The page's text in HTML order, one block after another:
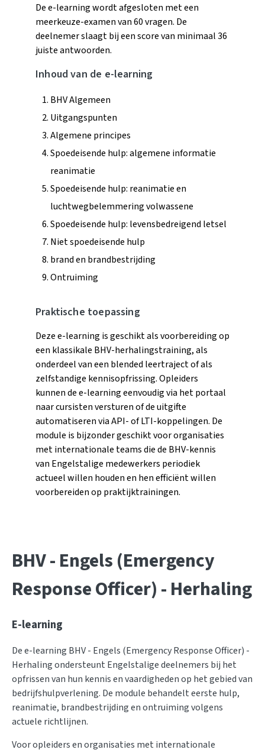
De e-learning wordt afgesloten met een
meerkeuze-examen van 60 vragen. De
deelnemer slaagt bij een score van minimaal 36
juiste antwoorden.
Inhoud van de e-learning
BHV Algemeen
Uitgangspunten
Algemene principes
Spoedeisende hulp: algemene informatie
reanimatie
Spoedeisende hulp: reanimatie en
luchtwegbelemmering volwassene
Spoedeisende hulp: levensbedreigend letsel
Niet spoedeisende hulp
brand en brandbestrijding
Ontruiming
Praktische toepassing
Deze e-learning is geschikt als voorbereiding op
een klassikale BHV-herhalingstraining, als
onderdeel van een blended leertraject of als
zelfstandige kennisopfrissing. Opleiders
kunnen de e-learning eenvoudig via het portaal
naar cursisten versturen of de uitgifte
automatiseren via API- of LTI-koppelingen. De
module is bijzonder geschikt voor organisaties
met internationale teams die de BHV-kennis
van Engelstalige medewerkers periodiek
actueel willen houden en hen efficiënt willen
voorbereiden op praktijktrainingen.
BHV - Engels (Emergency
Response Officer) - Herhaling
E-learning
De e-learning BHV - Engels (Emergency Response Officer) -
Herhaling ondersteunt Engelstalige deelnemers bij het
opfrissen van hun kennis en vaardigheden op het gebied van
bedrijfshulpverlening. De module behandelt eerste hulp,
reanimatie, brandbestrijding en ontruiming volgens
actuele richtlijnen.
Voor opleiders en organisaties met internationale